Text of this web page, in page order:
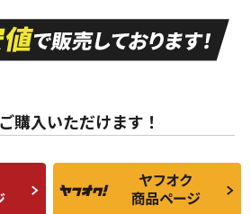
く、
んど
A
走行距離も少なく、
非常に状態の良い中
古品
んどない中古品
り、
中古
C
偏磨耗・劣化は感じ
られるが、使用に問
題のない中古品
購入いただけます！